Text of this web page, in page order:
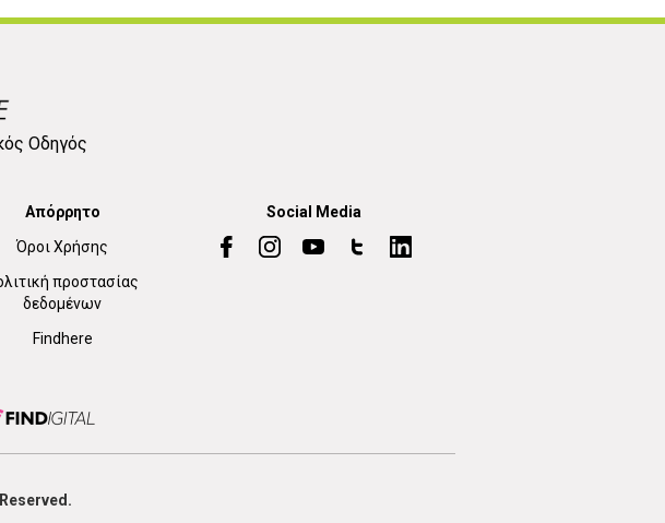
Οδηγός
Απόρρητο
Όροι Χρήσης
προστασίας
δεδομένων
Findhere
Social Media